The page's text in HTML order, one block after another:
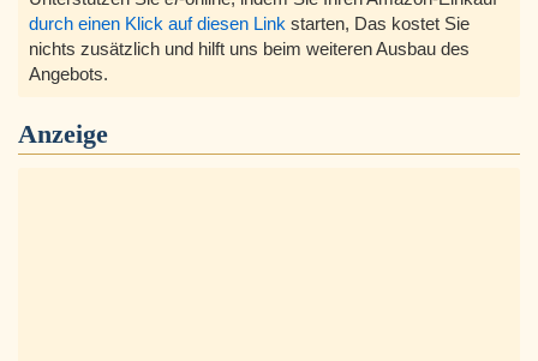
durch einen Klick auf diesen Link starten, Das kostet Sie
nichts zusätzlich und hilft uns beim weiteren Ausbau des
Angebots.
Anzeige